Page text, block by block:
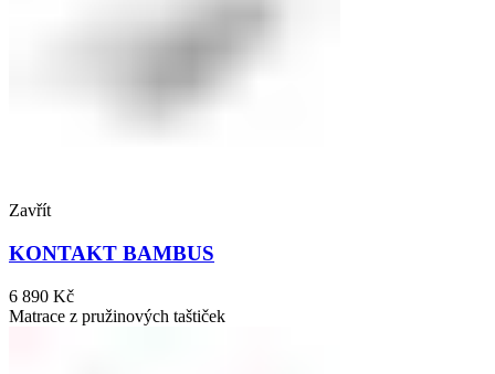
Zavřít
KONTAKT BAMBUS
6 890 Kč
Matrace z pružinových taštiček